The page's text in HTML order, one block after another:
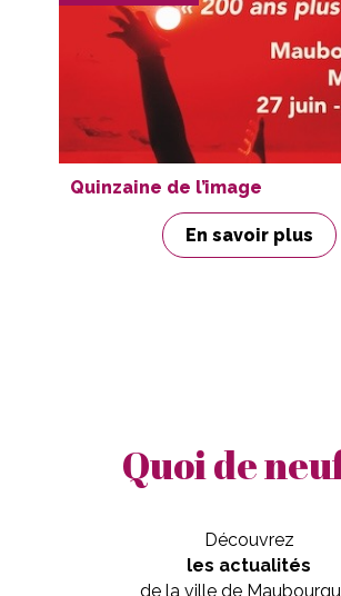
Quinzaine de l’image
En savoir plus
Quoi de
Découvrez
les actualités
de la ville de